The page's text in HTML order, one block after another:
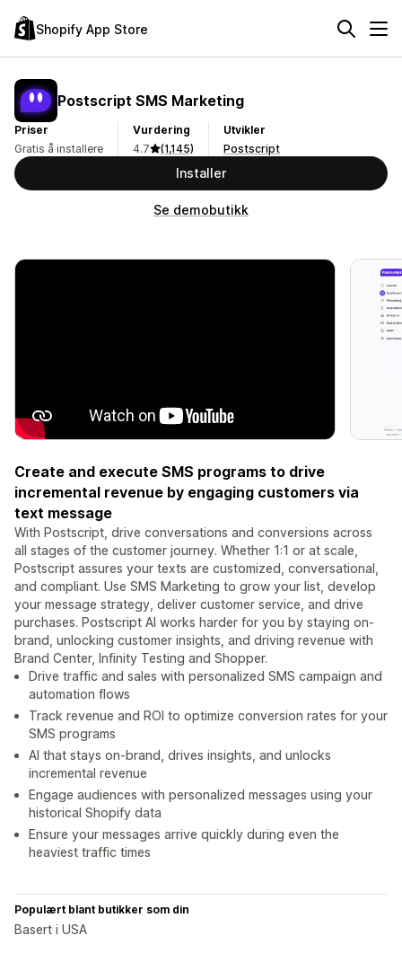
Shopify App Store
Postscript SMS Marketing
Priser
Gratis å installere
Vurdering
4.7
(1,145)
Utvikler
Postscript
Installer
Se demobutikk
Create and execute SMS programs to drive
incremental revenue by engaging customers via
text message
With Postscript, drive conversations and conversions across
all stages of the customer journey. Whether 1:1 or at scale,
Postscript assures your texts are customized, conversational,
and compliant. Use SMS Marketing to grow your list, develop
your message strategy, deliver customer service, and drive
purchases. Postscript AI works harder for you by staying on-
brand, unlocking customer insights, and driving revenue with
Brand Center, Infinity Testing and Shopper.
Drive traffic and sales with personalized SMS campaign and
automation flows
Track revenue and ROI to optimize conversion rates for your
SMS programs
AI that stays on-brand, drives insights, and unlocks
incremental revenue
Engage audiences with personalized messages using your
historical Shopify data
Ensure your messages arrive quickly during even the
heaviest traffic times
Populært blant butikker som din
Basert i USA